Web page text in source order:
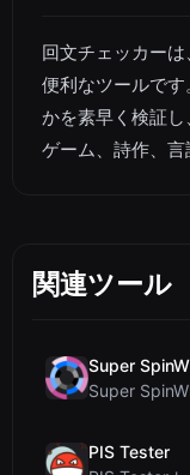
回文チェッカー
便利なツールで
かを素早く検証し
ゲーム、詩作、言
関連ツール
Super
PIS Tester